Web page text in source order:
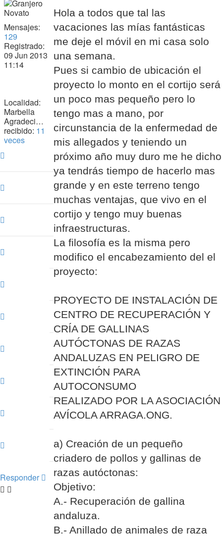
Mensajes:
129
Registrado:
09 Jun 2013
11:14
Localidad:
Marbella
Agradecimiento
recibido: 11
veces
Hola a todos que tal las
vacaciones las mías fantásticas
me deje el móvil en mi casa solo
una semana.
Pues si cambio de ubicación el
proyecto lo monto en el cortijo será
un poco mas pequeño pero lo
tengo mas a mano, por
circunstancia de la enfermedad de
mis allegados y teniendo un
próximo año muy duro me he dicho
ya tendrás tiempo de hacerlo mas
grande y en este terreno tengo
muchas ventajas, que vivo en el
cortijo y tengo muy buenas
infraestructuras.
La filosofía es la misma pero
modifico el encabezamiento del el
proyecto:
PROYECTO DE INSTALACIÓN DE
CENTRO DE RECUPERACIÓN Y
CRÍA DE GALLINAS
AUTÓCTONAS DE RAZAS
ANDALUZAS EN PELIGRO DE
EXTINCIÓN PARA
AUTOCONSUMO
REALIZADO POR LA ASOCIACIÓN
AVÍCOLA ARRAGA.ONG.
a) Creación de un pequeño
criadero de pollos y gallinas de
razas autóctonas:
Objetivo:
A.- Recuperación de gallina
andaluza.
B.- Anillado de animales de raza
Responder